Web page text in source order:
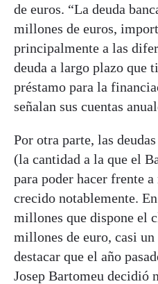
de euros. “La deuda
millones de euros,
principalmente a las
deuda a largo plazo que
préstamo para la
señalan sus cuentas
Por otra parte, las
(la cantidad a la que el
para poder hacer frente a
crecido notablemente.
millones que dispone el
millones de euro, casi
destacar que el año
Josep Bartomeu decidió